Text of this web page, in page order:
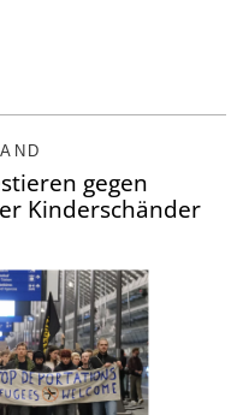
gegen
Kinderschänder